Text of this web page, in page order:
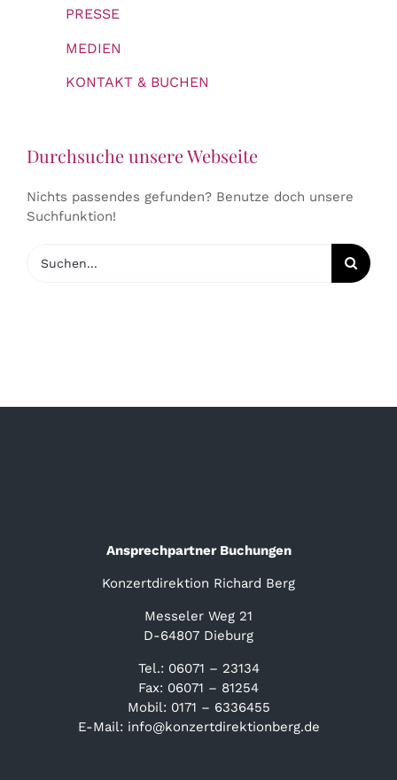
PRESSE
MEDIEN
KONTAKT & BUCHEN
Durchsuche unsere Webseite
Nichts passendes gefunden? Benutze doch unsere
Suchfunktion!
nach:
Ansprechpartner Buchungen
Konzertdirektion Richard Berg
Messeler Weg 21
D-64807 Dieburg
Tel.: 06071 – 23134
Fax: 06071 – 81254
Mobil: 0171 – 6336455
E-Mail: info@konzertdirektionberg.de